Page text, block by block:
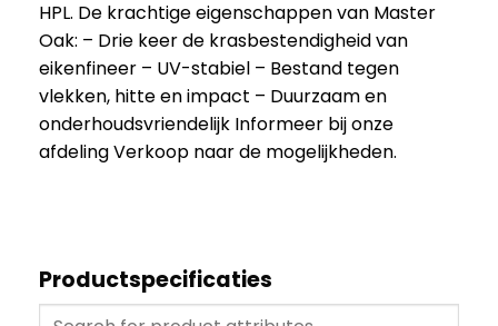
HPL. De krachtige eigenschappen van Master
Oak: – Drie keer de krasbestendigheid van
eikenfineer – UV-stabiel – Bestand tegen
vlekken, hitte en impact – Duurzaam en
onderhoudsvriendelijk Informeer bij onze
afdeling Verkoop naar de mogelijkheden.
Productspecificaties